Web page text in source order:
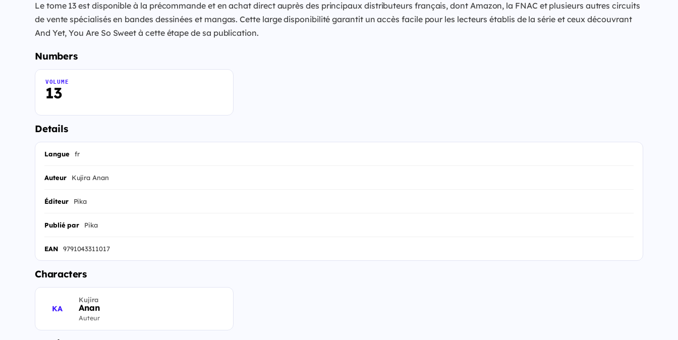
Le tome 13 est disponible à la précommande et en achat direct auprès des principaux distributeurs français, dont Amazon, la FNAC et plusieurs autres circuits
de vente spécialisés en bandes dessinées et mangas. Cette large disponibilité garantit un accès facile pour les lecteurs établis de la série et ceux découvrant
And Yet, You Are So Sweet à cette étape de sa publication.
Numbers
13
VOLUME
Details
Langue fr
Auteur Kujira Anan
Éditeur Pika
Publié par Pika
EAN 9791043311017
Characters
KA
Kujira
Anan
Auteur